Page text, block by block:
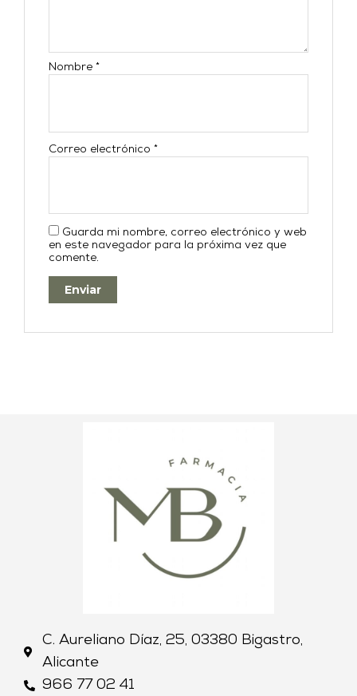
Nombre*
Correo electrónico*
Guarda mi nombre, correo electrónico y web
en este navegador para la próxima vez que
comente.
C. Aureliano Díaz, 25, 03380 Bigastro,
Alicante
966 77 02 41